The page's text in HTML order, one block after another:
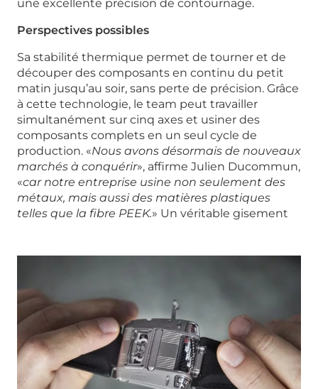
une excellente précision de contournage.
Perspectives possibles
Sa stabilité thermique permet de tourner et de
découper des composants en continu du petit
matin jusqu’au soir, sans perte de précision. Grâce
à cette technologie, le team peut travailler
simultanément sur cinq axes et usiner des
composants complets en un seul cycle de
production. «Nous avons désormais de nouveaux
marchés à conquérir», affirme Julien Ducommun,
«car notre entreprise usine non seulement des
métaux, mais aussi des matières plastiques
telles que la fibre PEEK.» Un véritable gisement